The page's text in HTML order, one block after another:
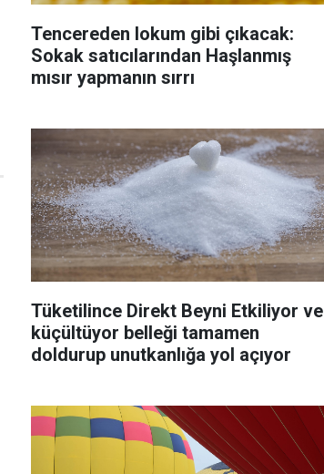
Tencereden lokum gibi çıkacak:
Sokak satıcılarından Haşlanmış
mısır yapmanın sırrı
Tüketilince Direkt Beyni Etkiliyor ve
küçültüyor belleği tamamen
doldurup unutkanlığa yol açıyor